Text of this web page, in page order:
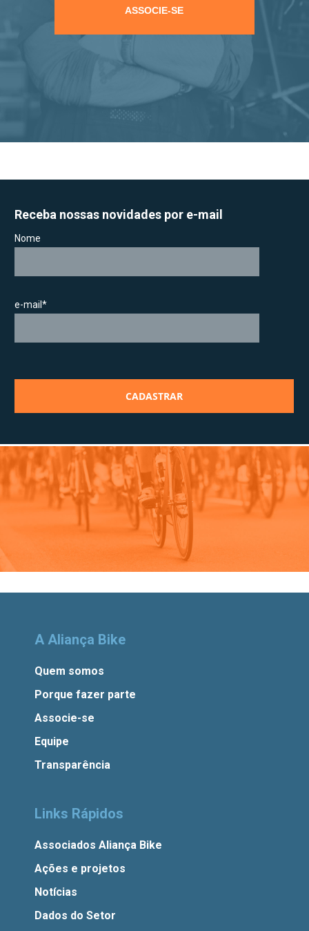
ASSOCIE-SE
Receba nossas novidades por e-mail
Nome
e-mail*
A Aliança Bike
Quem somos
Porque fazer parte
Associe-se
Equipe
Transparência
Links Rápidos
Associados Aliança Bike
Ações e projetos
Notícias
Dados do Setor